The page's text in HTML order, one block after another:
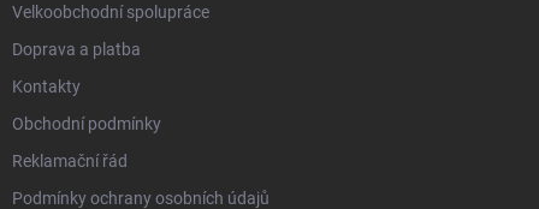
Velkoobchodní spolupráce
Doprava a platba
Kontakty
Obchodní podmínky
Reklamační řád
Podmínky ochrany osobních údajů